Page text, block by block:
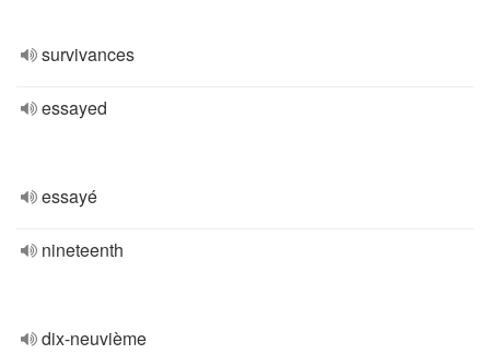
survivances
essayed
essayé
nineteenth
dix-neuvième